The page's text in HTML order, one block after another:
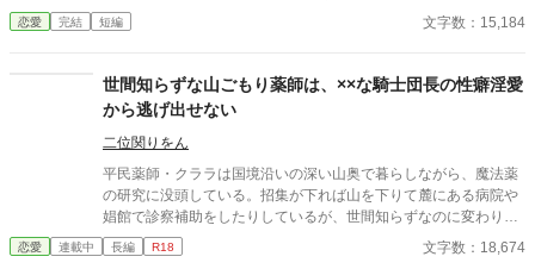
かけに月鈴の運命は大きく動き出す。 冷酷と恐れられる皇帝が、
なぜか彼女だけには甘すぎて――。
恋愛 完結 短編 文字数：15,184
世間知らずな山ごもり薬師は、××な騎士団長の性癖淫愛
から逃げ出せない
二位関りをん
平民薬師・クララは国境沿いの深い山奥で暮らしながら、魔法薬
の研究に没頭している。招集が下れば山を下りて麓にある病院や
娼館で診察補助をしたりしているが、世間知らずなのに変わりは
ない。 ある日、山の中で倒れている男性を発見。彼はなんと騎士
団長・レイルドで女嫌いの噂を持つ人物だった。 当然女嫌いの噂
恋愛 連載中 長編 R18 文字数：18,674